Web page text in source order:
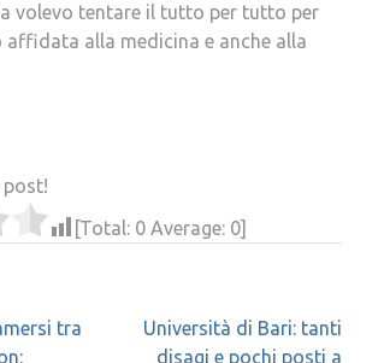
volevo tentare il tutto per tutto per
affidata alla medicina e anche alla
[Total: 0 Average: 0]
tra
Università di Bari: tanti
disagi e pochi posti a